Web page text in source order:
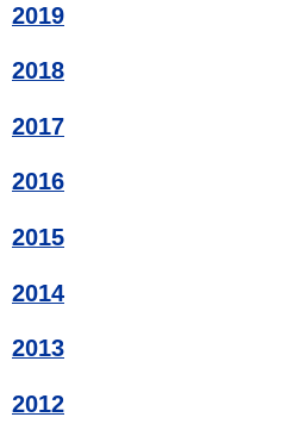
2019
2018
2017
2016
2015
2014
2013
2012